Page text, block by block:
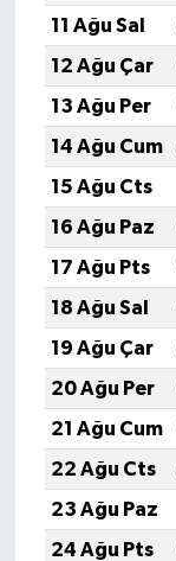
11 Ağu Sal
12 Ağu Çar
13 Ağu Per
14 Ağu Cum
15 Ağu Cts
16 Ağu Paz
17 Ağu Pts
18 Ağu Sal
19 Ağu Çar
20 Ağu Per
21 Ağu Cum
22 Ağu Cts
23 Ağu Paz
24 Ağu Pts